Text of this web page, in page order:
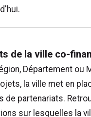
de la ville co-
Département ou
la ville met en
de partenariats.
sur lesquelles la